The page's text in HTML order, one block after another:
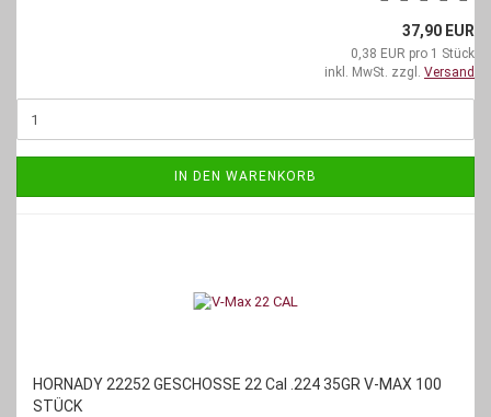
37,90 EUR
0,38 EUR pro 1 Stück
inkl. MwSt. zzgl. Versand
IN DEN WARENKORB
HORNADY 22252 GESCHOSSE 22 Cal .224 35GR V-MAX 100
STÜCK